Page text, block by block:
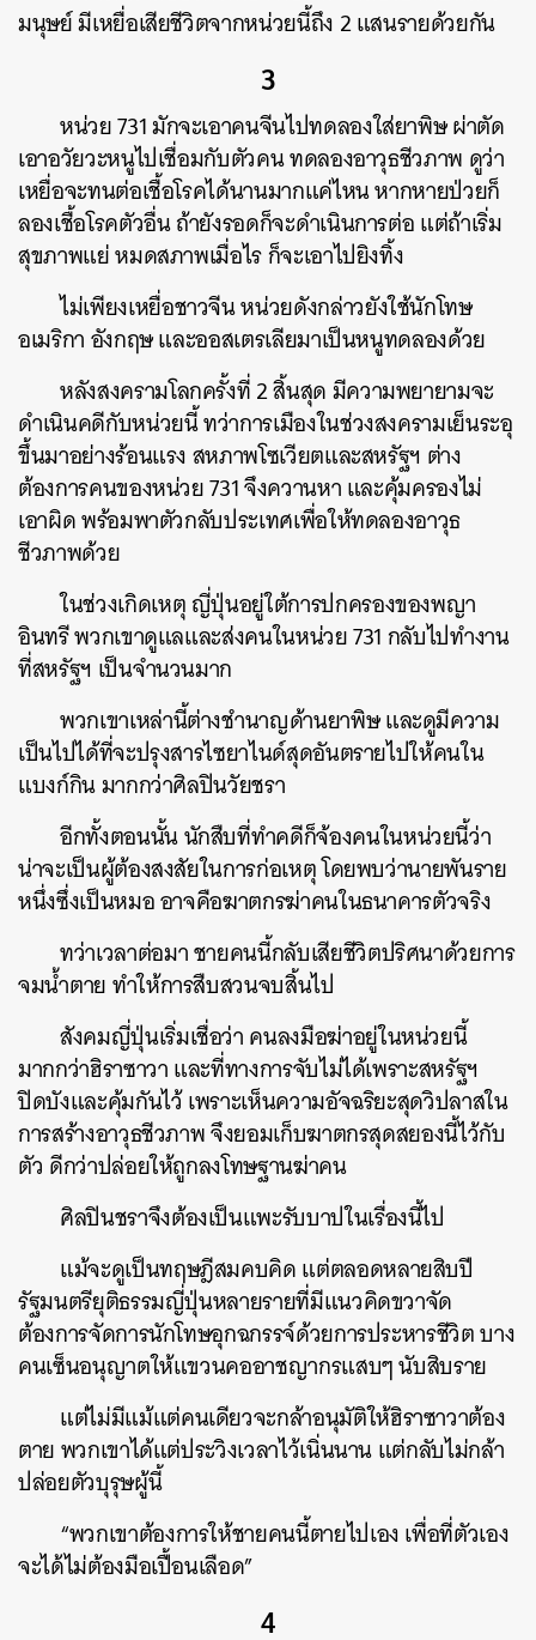
มนุษย์ มีเหยื่อเสียชีวิตจากหน่วยนี้ถึง 2 แสนรายด้วยกัน
3
หน่วย 731 มักจะเอาคนจีนไปทดลองใส่ยาพิษ ผ่าตัด
เอาอวัยวะหนูไปเชื่อมกับตัวคน ทดลองอาวุธชีวภาพ ดูว่า
เหยื่อจะทนต่อเชื้อโรคได้นานมากแค่ไหน หากหายป่วยก็
ลองเชื้อโรคตัวอื่น ถ้ายังรอดก็จะดำเนินการต่อ แต่ถ้าเริ่ม
สุขภาพแย่ หมดสภาพเมื่อไร ก็จะเอาไปยิงทิ้ง
ไม่เพียงเหยื่อชาวจีน หน่วยดังกล่าวยังใช้นักโทษ
อเมริกา อังกฤษ และออสเตรเลียมาเป็นหนูทดลองด้วย
หลังสงครามโลกครั้งที่ 2 สิ้นสุด มีความพยายามจะ
ดำเนินคดีกับหน่วยนี้ ทว่าการเมืองในช่วงสงครามเย็นระอุ
ขึ้นมาอย่างร้อนแรง สหภาพโซเวียตและสหรัฐฯ ต่าง
ต้องการคนของหน่วย 731 จึงควานหา และคุ้มครองไม่
เอาผิด พร้อมพาตัวกลับประเทศเพื่อให้ทดลองอาวุธ
ชีวภาพด้วย
ในช่วงเกิดเหตุ ญี่ปุ่นอยู่ใต้การปกครองของพญา
อินทรี พวกเขาดูแลและส่งคนในหน่วย 731 กลับไปทำงาน
ที่สหรัฐฯ เป็นจำนวนมาก
พวกเขาเหล่านี้ต่างชำนาญด้านยาพิษ และดูมีความ
เป็นไปได้ที่จะปรุงสารไซยาไนด์สุดอันตรายไปให้คนใน
แบงก์กิน มากกว่าศิลปินวัยชรา
อีกทั้งตอนนั้น นักสืบที่ทำคดีก็จ้องคนในหน่วยนี้ว่า
น่าจะเป็นผู้ต้องสงสัยในการก่อเหตุ โดยพบว่านายพันราย
หนึ่งซึ่งเป็นหมอ อาจคือฆาตกรฆ่าคนในธนาคารตัวจริง
ทว่าเวลาต่อมา ชายคนนี้กลับเสียชีวิตปริศนาด้วยการ
จมน้ำตาย ทำให้การสืบสวนจบสิ้นไป
สังคมญี่ปุ่นเริ่มเชื่อว่า คนลงมือฆ่าอยู่ในหน่วยนี้
มากกว่าฮิราซาวา และที่ทางการจับไม่ได้เพราะสหรัฐฯ
ปิดบังและคุ้มกันไว้ เพราะเห็นความอัจฉริยะสุดวิปลาสใน
การสร้างอาวุธชีวภาพ จึงยอมเก็บฆาตกรสุดสยองนี้ไว้กับ
ตัว ดีกว่าปล่อยให้ถูกลงโทษฐานฆ่าคน
ศิลปินชราจึงต้องเป็นแพะรับบาปในเรื่องนี้ไป
แม้จะดูเป็นทฤษฎีสมคบคิด แต่ตลอดหลายสิบปี
รัฐมนตรียุติธรรมญี่ปุ่นหลายรายที่มีแนวคิดขวาจัด
ต้องการจัดการนักโทษอุกฉกรรจ์ด้วยการประหารชีวิต บาง
คนเซ็นอนุญาตให้แขวนคออาชญากรแสบๆ นับสิบราย
แต่ไม่มีแม้แต่คนเดียวจะกล้าอนุมัติให้ฮิราซาวาต้อง
ตาย พวกเขาได้แต่ประวิงเวลาไว้เนิ่นนาน แต่กลับไม่กล้า
ปล่อยตัวบุรุษผู้นี้
“พวกเขาต้องการให้ชายคนนี้ตายไปเอง เพื่อที่ตัวเอง
จะได้ไม่ต้องมือเปื้อนเลือด”
4